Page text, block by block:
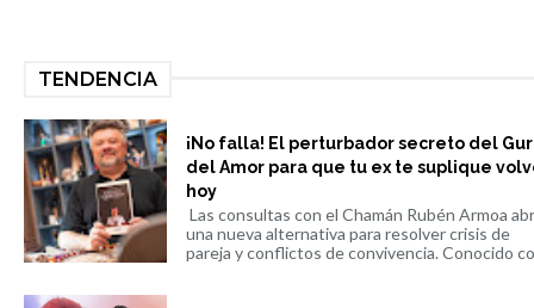
TENDENCIA
¡No falla! El perturbador secreto del
del Amor para que tu ex te suplique
hoy
Las consultas con el Chamán Rubén Armoa
una nueva alternativa para resolver crisis de
pareja y conflictos de convivencia. Conocido